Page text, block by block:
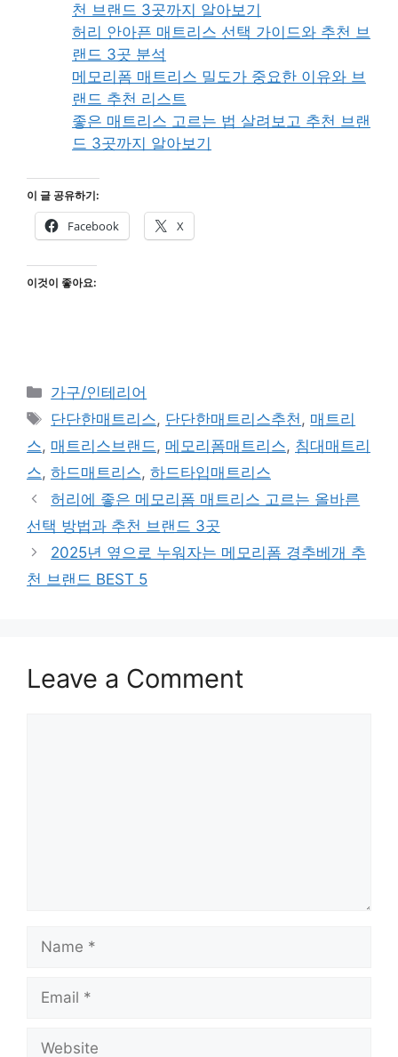
천 브랜드 3곳까지 알아보기
허리 안아픈 매트리스 선택 가이드와 추천 브
랜드 3곳 분석
메모리폼 매트리스 밀도가 중요한 이유와 브
랜드 추천 리스트
좋은 매트리스 고르는 법 살려보고 추천 브랜
드 3곳까지 알아보기
이 글 공유하기:
Facebook X
이것이 좋아요:
Categories
가구/인테리어
Tags
단단한매트리스, 단단한매트리스추천 , 매트리
스, 매트리스브랜드 , 메모리폼매트리스, 침대매트리
스, 하드매트리스, 하드타입매트리스
허리에 좋은 메모리폼 매트리스 고르는 올바른
선택 방법과 추천 브랜드 3곳
2025년 옆으로 누워자는 메모리폼 경추베개 추
천 브랜드 BEST 5
Leave a Comment